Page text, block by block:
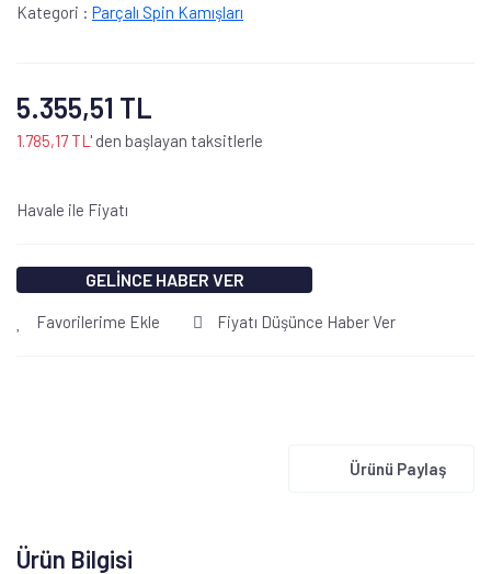
Kategori : Parçalı Spin Kamışları
5.355,51 TL
1.785,17 TL ' den başlayan taksitlerle
Havale ile Fiyatı
GELİNCE HABER VER
Favorilerime Ekle Fiyatı Düşünce Haber Ver
Ürünü Paylaş
Ürün Bilgisi